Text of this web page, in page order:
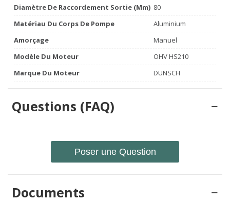
Diamètre De Raccordement Sortie (mm) 80
Matériau Du Corps De Pompe
Aluminium
Amorçage
Manuel
Modèle Du Moteur
OHV HS210
Marque Du Moteur
DUNSCH
Questions (FAQ)
Poser une Question
Documents